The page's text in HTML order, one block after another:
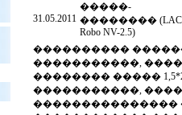
31.05.2011
�����-
�������� (LAC
Robo NV-2.5)
����������
�����������,
�������� �����
�����������,
���������������